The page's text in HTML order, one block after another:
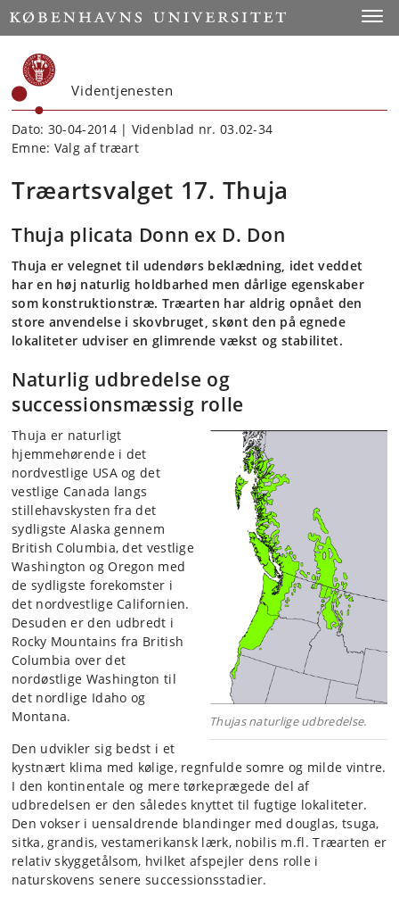
Start
Videntjenesten
Dato: 30-04-2014 | Videnblad nr. 03.02-34
Emne: Valg af træart
Træartsvalget 17. Thuja
Thuja plicata Donn ex D. Don
Thuja er velegnet til udendørs beklædning, idet veddet
har en høj naturlig holdbarhed men dårlige egenskaber
som konstruktionstræ. Træarten har aldrig opnået den
store anvendelse i skovbruget, skønt den på egnede
lokaliteter udviser en glimrende vækst og stabilitet.
Naturlig udbredelse og
successionsmæssig rolle
Thujas naturlige udbredelse.
Thuja er naturligt
hjemmehørende i det
nordvestlige USA og det
vestlige Canada langs
stillehavskysten fra det
sydligste Alaska gennem
British Columbia, det vestlige
Washington og Oregon med
de sydligste forekomster i
det nordvestlige Californien.
Desuden er den udbredt i
Rocky Mountains fra British
Columbia over det
nordøstlige Washington til
det nordlige Idaho og
Montana.
Den udvikler sig bedst i et
kystnært klima med kølige, regnfulde somre og milde vintre.
I den kontinentale og mere tørkeprægede del af
udbredelsen er den således knyttet til fugtige lokaliteter.
Den vokser i uensaldrende blandinger med douglas, tsuga,
sitka, grandis, vestamerikansk lærk, nobilis m.fl. Træarten er
relativ skyggetålsom, hvilket afspejler dens rolle i
naturskovens senere successionsstadier.